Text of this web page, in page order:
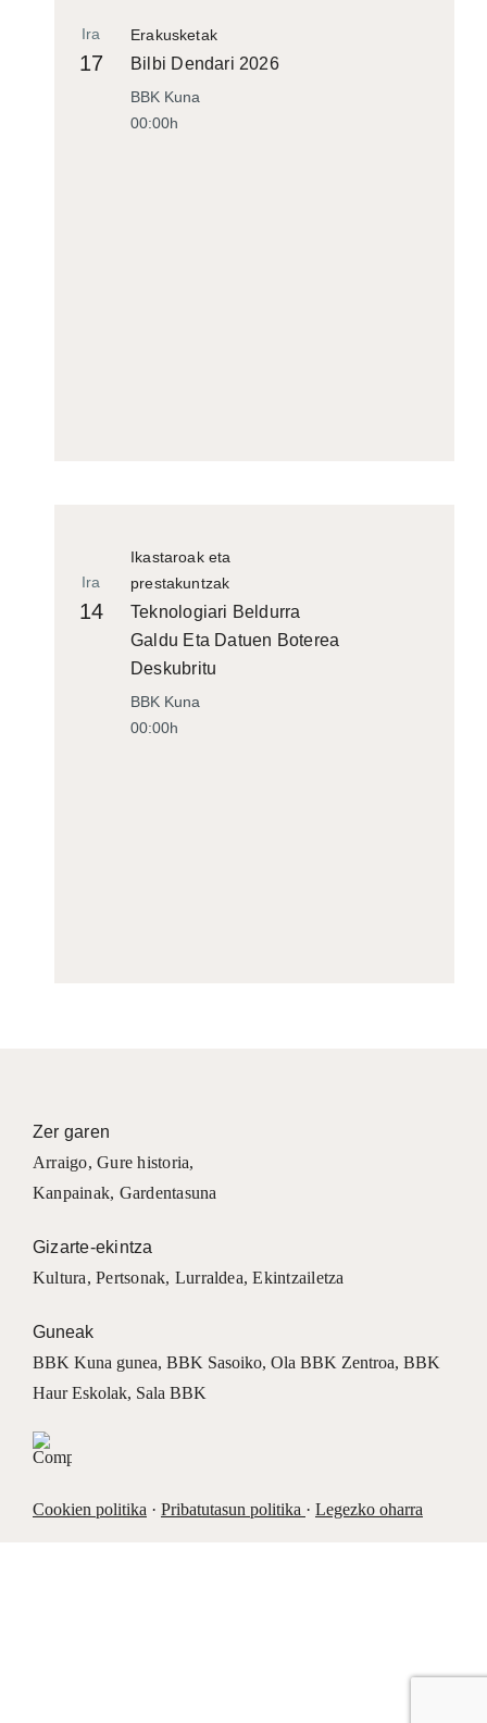
Erakusketak
Ira
17 Bilbi Dendari 2026
BBK Kuna
00:00h
Ikastaroak eta
prestakuntzak
Ira
14
Teknologiari Beldurra
Galdu Eta Datuen Boterea
Deskubritu
BBK Kuna
00:00h
Zer garen
Arraigo,Gure historia,
Kanpainak, Gardentasuna
Gizarte-ekintza
Kultura,Pertsonak, Lurraldea,Ekintzailetza
Guneak
BBK Kuna gunea, BBK Sasoiko, Ola BBK Zentroa, BBK
Haur Eskolak, Sala BBK
Cookien politika· Pribatutasun politika · Legezko oharra